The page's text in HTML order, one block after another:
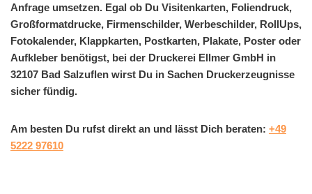
Anfrage umsetzen. Egal ob Du Visitenkarten, Foliendruck,
Großformatdrucke, Firmenschilder, Werbeschilder, RollUps,
Fotokalender, Klappkarten, Postkarten, Plakate, Poster oder
Aufkleber benötigst, bei der Druckerei Ellmer GmbH in
32107 Bad Salzuflen wirst Du in Sachen Druckerzeugnisse
sicher fündig.
Am besten Du rufst direkt an und lässt Dich beraten: +49
5222 97610